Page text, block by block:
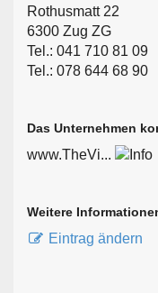
Rothusmatt 22
6300 Zug ZG
Tel.: 041 710 81 09
Tel.: 078 644 68 90
Das Unternehmen
www.TheVi...
Weitere
Eintrag ändern